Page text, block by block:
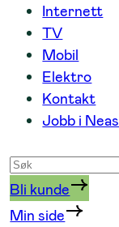
Internett
TV
Mobil
Elektro
Kontakt
Jobb i Neas
Søk
etter
Bli kunde
Min side